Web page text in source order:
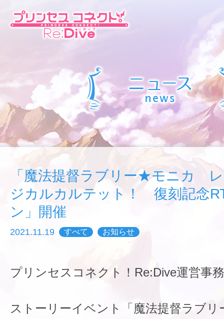
「魔法提督ラブリー★モニカ
ジカルカルテット！ 復刻記念
ン」開催
2021.11.19 すべて お知らせ
プリンセスコネクト！Re:Dive運営事
ストーリーイベント「魔法提督ラブ